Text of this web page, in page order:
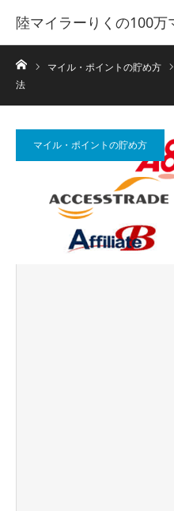
陸マイラーりくの100万
ホームマイル・ポイントの貯め方
法
マイル・ポイントの貯め方